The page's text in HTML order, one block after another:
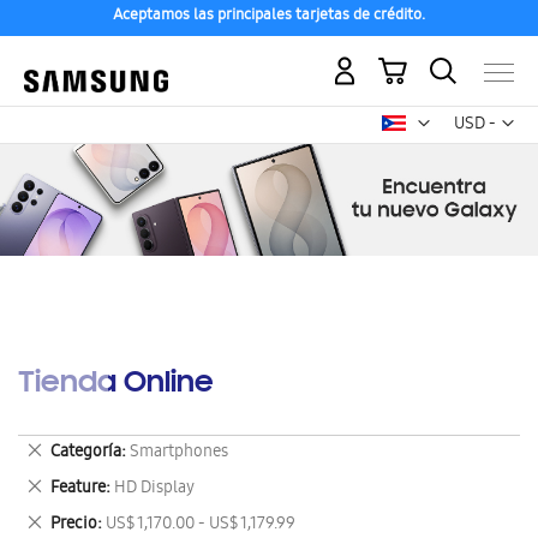
Aceptamos las principales tarjetas de crédito.
Compra con ENVÍO GRATIS a tu hogar desde 48h hábiles
USD -
dólar
Mi carrito
Tienda Online
Categoría Smartphones
Eliminar
este
artículo
Feature HD Display
Eliminar
este
Precio US$ 1,170.00 - US$ 1,179.99
Eliminar